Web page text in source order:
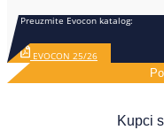
Preuzmite Evocon katalog:
EVOCON 25/26
Kupci